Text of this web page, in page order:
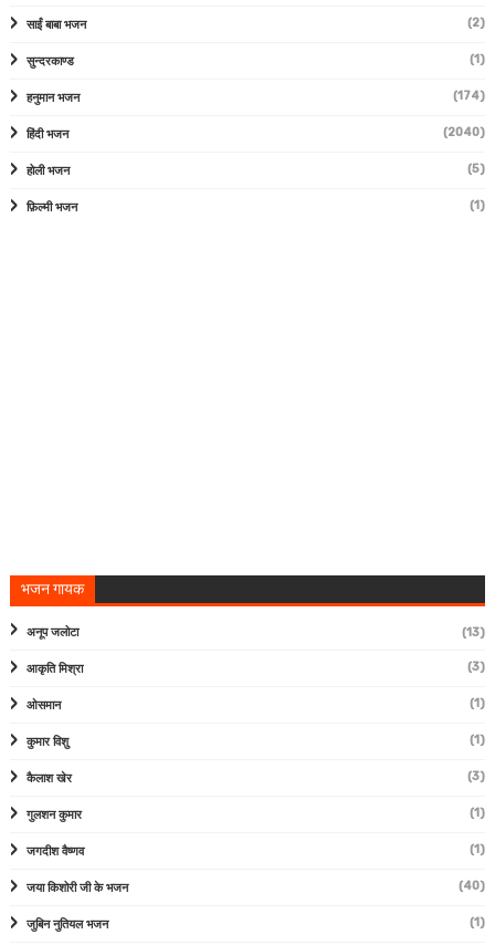
साईं बाबा भजन (2)
सुन्दरकाण्ड (1)
हनुमान भजन (174)
हिंदी भजन (2040)
होली भजन (5)
फ़िल्मी भजन (1)
भजन गायक
अनूप जलोटा (13)
आकृति मिश्रा (3)
ओसमान (1)
कुमार विशु (1)
कैलाश खेर (3)
गुलशन कुमार (1)
जगदीश वैष्णव (1)
जया किशोरी जी के भजन (40)
जुबिन नुतियल भजन (1)